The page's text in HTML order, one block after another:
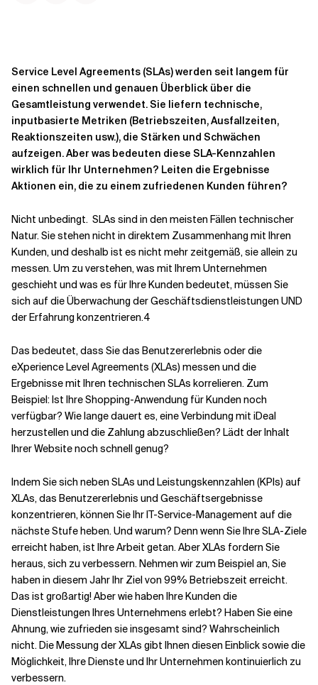
Verwandte Themen
Service Level Agreements (SLAs) werden seit langem für
einen schnellen und genauen Überblick über die
Gesamtleistung verwendet. Sie liefern technische,
inputbasierte Metriken (Betriebszeiten, Ausfallzeiten,
Reaktionszeiten usw.), die Stärken und Schwächen
aufzeigen. Aber was bedeuten diese SLA-Kennzahlen
wirklich für Ihr Unternehmen? Leiten die Ergebnisse
Aktionen ein, die zu einem zufriedenen Kunden führen?
Nicht unbedingt. SLAs sind in den meisten Fällen technischer
Natur. Sie stehen nicht in direktem Zusammenhang mit Ihren
Kunden, und deshalb ist es nicht mehr zeitgemäß, sie allein zu
messen. Um zu verstehen, was mit Ihrem Unternehmen
geschieht und was es für Ihre Kunden bedeutet, müssen Sie
sich auf die Überwachung der Geschäftsdienstleistungen UND
der Erfahrung konzentrieren.4
Das bedeutet, dass Sie das Benutzererlebnis oder die
eXperience Level Agreements (XLAs) messen und die
Ergebnisse mit Ihren technischen SLAs korrelieren. Zum
Beispiel: Ist Ihre Shopping-Anwendung für Kunden noch
verfügbar? Wie lange dauert es, eine Verbindung mit iDeal
herzustellen und die Zahlung abzuschließen? Lädt der Inhalt
Ihrer Website noch schnell genug?
Indem Sie sich neben SLAs und Leistungskennzahlen (KPIs) auf
XLAs, das Benutzererlebnis und Geschäftsergebnisse
konzentrieren, können Sie Ihr IT-Service-Management auf die
nächste Stufe heben. Und warum? Denn wenn Sie Ihre SLA-Ziele
erreicht haben, ist Ihre Arbeit getan. Aber XLAs fordern Sie
heraus, sich zu verbessern. Nehmen wir zum Beispiel an, Sie
haben in diesem Jahr Ihr Ziel von 99% Betriebszeit erreicht.
Das ist großartig! Aber wie haben Ihre Kunden die
Dienstleistungen Ihres Unternehmens erlebt? Haben Sie eine
Ahnung, wie zufrieden sie insgesamt sind? Wahrscheinlich
nicht. Die Messung der XLAs gibt Ihnen diesen Einblick sowie die
Möglichkeit, Ihre Dienste und Ihr Unternehmen kontinuierlich zu
verbessern.